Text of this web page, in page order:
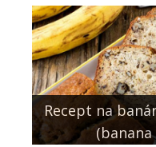
Recept na